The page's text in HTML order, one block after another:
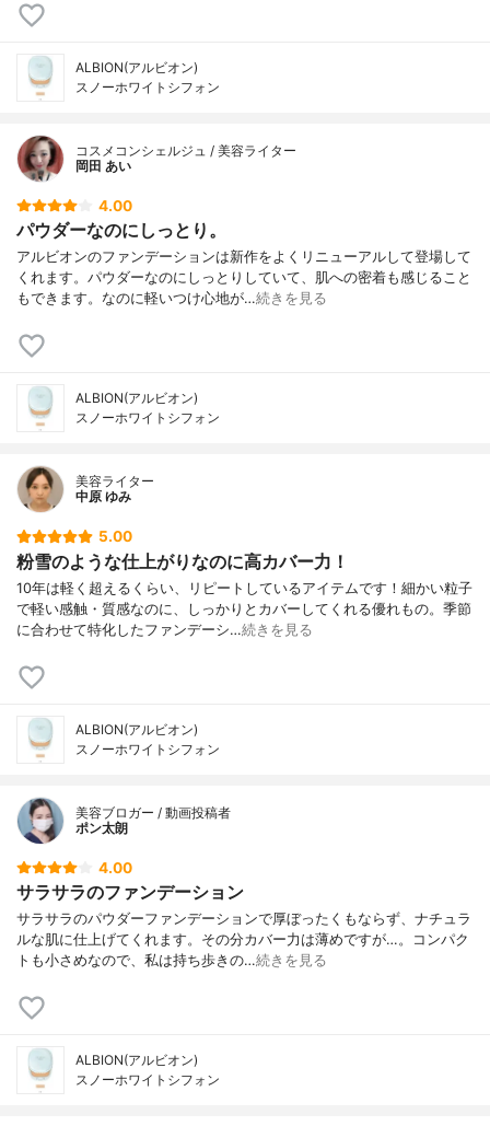
ALBION(アルビオン)
スノーホワイトシフォン
コスメコンシェルジュ / 美容ライター
岡田 あい
4.00
パウダーなのにしっとり。
アルビオンのファンデーションは新作をよくリニューアルして登場して
くれます。パウダーなのにしっとりしていて、肌への密着も感じること
もできます。なのに軽いつけ心地が…続きを見る
ALBION(アルビオン)
スノーホワイトシフォン
美容ライター
中原 ゆみ
5.00
粉雪のような仕上がりなのに高カバー力！
10年は軽く超えるくらい、リピートしているアイテムです！細かい粒子
で軽い感触・質感なのに、しっかりとカバーしてくれる優れもの。季節
に合わせて特化したファンデーシ…続きを見る
ALBION(アルビオン)
スノーホワイトシフォン
美容ブロガー / 動画投稿者
ポン太朗
4.00
サラサラのファンデーション
サラサラのパウダーファンデーションで厚ぼったくもならず、ナチュラ
ルな肌に仕上げてくれます。その分カバー力は薄めですが…。コンパク
トも小さめなので、私は持ち歩きの…続きを見る
ALBION(アルビオン)
スノーホワイトシフォン